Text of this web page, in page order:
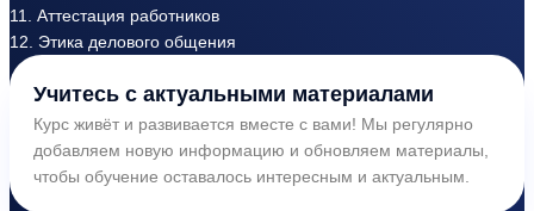
11. Аттестация работников
12. Этика делового общения
Учитесь с актуальными материалами
Курс живёт и развивается вместе с вами! Мы регулярно
добавляем новую информацию и обновляем материалы,
чтобы обучение оставалось интересным и актуальным.